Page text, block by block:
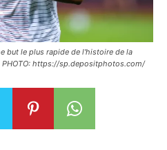
but le plus rapide de l'histoire de la
PHOTO: https://sp.depositphotos.com/